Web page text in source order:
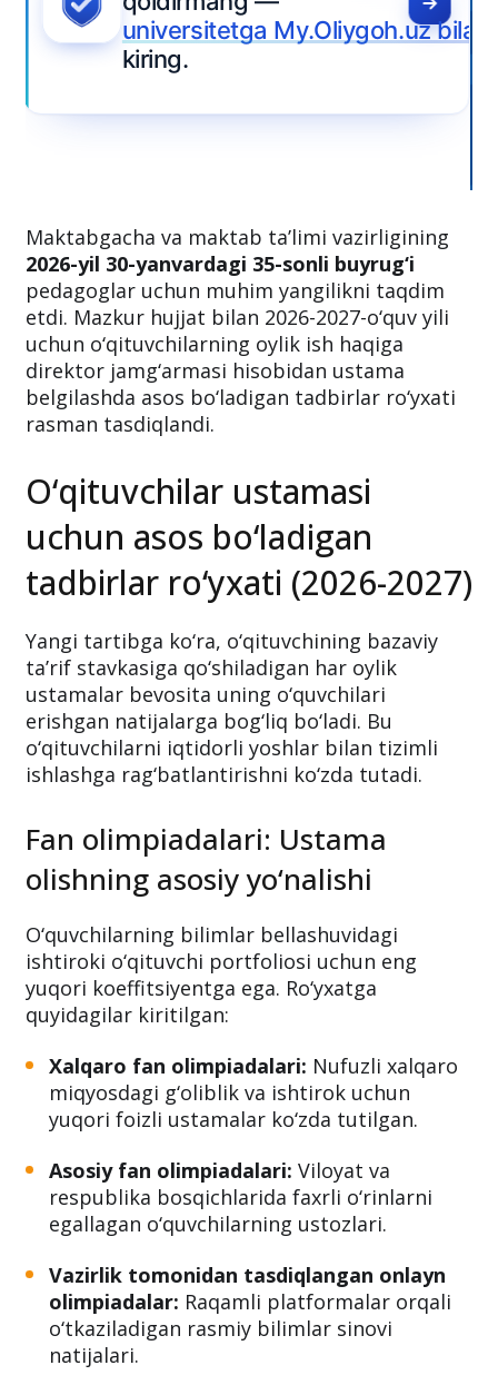
Maktabgacha va maktab ta’limi vazirligining
2026-yil 30-yanvardagi 35-sonli buyrug‘i
pedagoglar uchun muhim yangilikni taqdim
etdi. Mazkur hujjat bilan 2026-2027-o‘quv yili
uchun o‘qituvchilarning oylik ish haqiga
direktor jamg‘armasi hisobidan ustama
belgilashda asos bo‘ladigan tadbirlar ro‘yxati
rasman tasdiqlandi.
O‘qituvchilar ustamasi
uchun asos bo‘ladigan
tadbirlar ro‘yxati (2026-2027)
Yangi tartibga ko‘ra, o‘qituvchining bazaviy
ta’rif stavkasiga qo‘shiladigan har oylik
ustamalar bevosita uning o‘quvchilari
erishgan natijalarga bog‘liq bo‘ladi. Bu
o‘qituvchilarni iqtidorli yoshlar bilan tizimli
ishlashga rag‘batlantirishni ko‘zda tutadi.
Fan olimpiadalari: Ustama
olishning asosiy yo‘nalishi
O‘quvchilarning bilimlar bellashuvidagi
ishtiroki o‘qituvchi portfoliosi uchun eng
yuqori koeffitsiyentga ega. Ro‘yxatga
quyidagilar kiritilgan:
Xalqaro fan olimpiadalari: Nufuzli xalqaro
miqyosdagi g‘oliblik va ishtirok uchun
yuqori foizli ustamalar ko‘zda tutilgan.
Asosiy fan olimpiadalari: Viloyat va
respublika bosqichlarida faxrli o‘rinlarni
egallagan o‘quvchilarning ustozlari.
Vazirlik tomonidan tasdiqlangan onlayn
olimpiadalar: Raqamli platformalar orqali
o‘tkaziladigan rasmiy bilimlar sinovi
natijalari.